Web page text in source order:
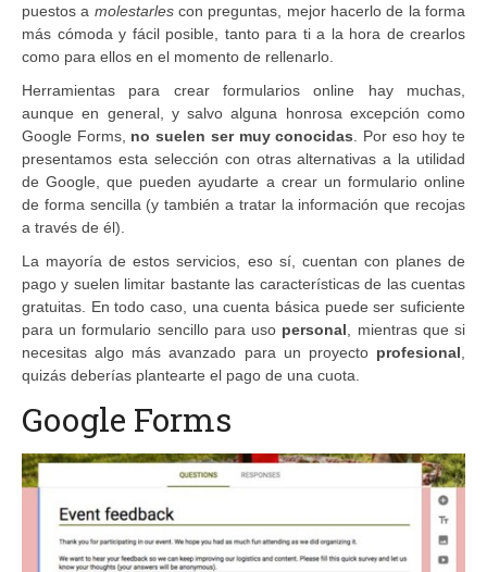
puestos a molestarlescon preguntas, mejor hacerlo de la forma
más cómoda y fácil posible, tanto para ti a la hora de crearlos
como para ellos en el momento de rellenarlo.
Herramientas para crear formularios online hay muchas,
aunque en general, y salvo alguna honrosa excepción como
Google Forms, no suelen ser muy conocidas . Por eso hoy te
presentamos esta selección con otras alternativas a la utilidad
de Google, que pueden ayudarte a crear un formulario online
de forma sencilla (y también a tratar la información que recojas
a través de él).
La mayoría de estos servicios, eso sí, cuentan con planes de
pago y suelen limitar bastante las características de las cuentas
gratuitas. En todo caso, una cuenta básica puede ser suficiente
para un formulario sencillo para uso personal , mientras que si
necesitas algo más avanzado para un proyecto profesional
quizás deberías plantearte el pago de una cuota.
Google Forms